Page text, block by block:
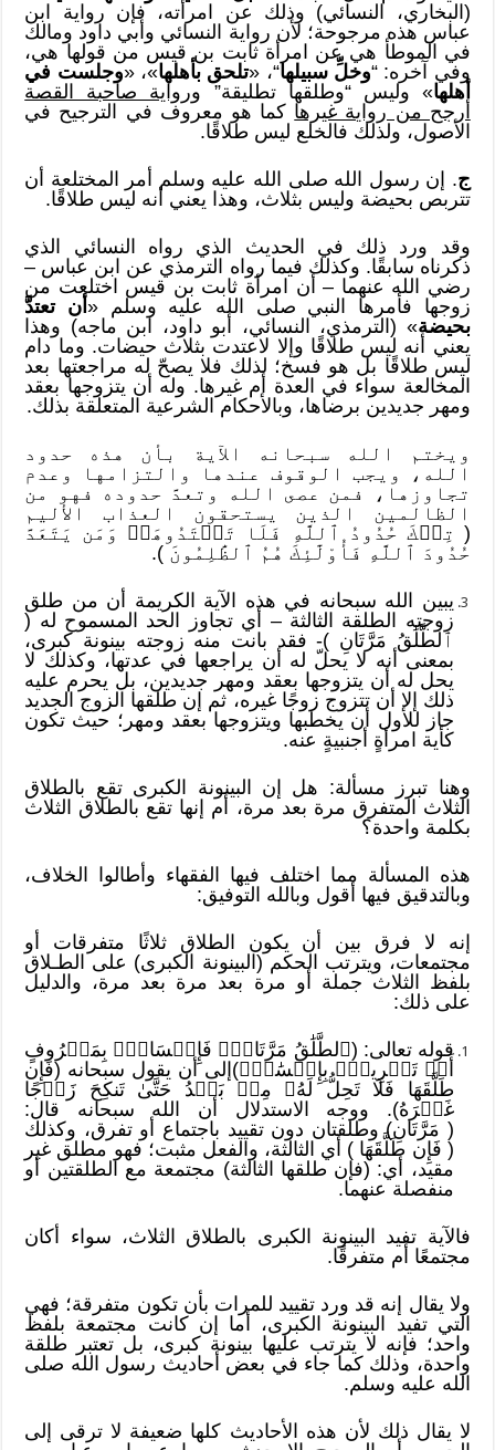
(البخاري، النسائي) وذلك عن امرأته، فإن رواية ابن
عباس هذه مرجوحة؛ لأن رواية النسائي وأبي داود ومالك
في الموطأ هي عن امرأة ثابت بن قيس من قولها هي،
وفي آخره: “وخلِّ سبيلها“، «تلحق بأهلها»، «وجلست في
أهلها» وليس “وطلقها تطليقة” ورواية صاحبة القصة
أرجح من رواية غيرها كما هو معروف في الترجيح في
الأصول، ولذلك فالخلع ليس طلاقًا.
ج. إن رسول الله صلى الله عليه وسلم أمر المختلعة أن
تتربص بحيضة وليس بثلاث، وهذا يعني أنه ليس طلاقًا.
وقد ورد ذلك في الحديث الذي رواه النسائي الذي
ذكرناه سابقًا. وكذلك فيما رواه الترمذي عن ابن عباس –
رضي الله عنهما – أن امرأة ثابت بن قيس اختلعت من
زوجها فأمرها النبي صلى الله عليه وسلم «أن تعتدَّ
بحيضة» (الترمذي، النسائي، أبو داود، ابن ماجه) وهذا
يعني أنه ليس طلاقًا وإلا لاعتدت بثلاث حيضات. وما دام
ليس طلاقًا بل هو فسخ؛ لذلك فلا يصحّ له مراجعتها بعد
المخالعة سواء في العدة أم غيرها. وله أن يتزوجها بعقد
ومهر جديدين برضاها، وبالأحكام الشرعية المتعلقة بذلك.
ويختم الله سبحانه الآية بأن هذه حدود
الله، ويجب الوقوف عندها والتزامها وعدم
تجاوزها، فمن عصى الله وتعدَّ حدوده فهو من
الظالمين الذين يستحقون العذاب الأليم
( تِلۡكَ حُدُودُ ٱللَّهِ فَلَا تَعۡتَدُوهَاۚ وَمَن يَتَعَدَّ
حُدُودَ ٱللَّهِ فَأُوْلَٰٓئِكَ هُمُ ٱلظَّٰلِمُونَ ).
يبين الله سبحانه في هذه الآية الكريمة أن من طلق
زوجته الطلقة الثالثة – أي تجاوز الحد المسموح له (
ٱلطَّلَٰقُ مَرَّتَانِ )- فقد بانت منه زوجته بينونة كبرى،
بمعنى أنه لا يحلّ له أن يراجعها في عدتها، وكذلك لا
يحل له أن يتزوجها بعقد ومهر جديدين، بل يحرم عليه
ذلك إلا أن تتزوج زوجًا غيره، ثم إن طلقها الزوج الجديد
جاز للأول أن يخطبها ويتزوجها بعقد ومهر؛ حيث تكون
كأية امرأةٍ أجنبيةٍ عنه.
وهنا تبرز مسألة: هل إن البينونة الكبرى تقع بالطلاق
الثلاث المتفرق مرة بعد مرة، أم إنها تقع بالطلاق الثلاث
بكلمة واحدة؟
هذه المسألة مما اختلف فيها الفقهاء وأطالوا الخلاف،
وبالتدقيق فيها أقول وبالله التوفيق:
إنه لا فرق بين أن يكون الطلاق ثلاثًا متفرقات أو
مجتمعات، ويترتب الحكم (البينونة الكبرى) على الطـلاق
بلفظ الثلاث جملة أو مرة بعد مرة بعد مرة، والدليل
على ذلك:
قوله تعالى: (ٱلطَّلَٰقُ مَرَّتَانِۖ فَإِمۡسَاكُۢ بِمَعۡرُوفٍ
أَوۡ تَسۡرِيحُۢ بِإِحۡسَٰنٖۗ)إلى أن يقول سبحانه (فَإِن
طَلَّقَهَا فَلَا تَحِلُّ لَهُۥ مِنۢ بَعۡدُ حَتَّىٰ تَنكِحَ زَوۡجًا
غَيۡرَهُ). ووجه الاستدلال أن الله سبحانه قال:
( مَرَّتَانِ) وطلقتان دون تقييد باجتماع أو تفرق، وكذلك
( فَإِن طَلَّقَهَا ) أي الثالثة، والفعل مثبت؛ فهو مطلق غير
مقيد، أي: (فإن طلقها الثالثة) مجتمعة مع الطلقتين أو
منفصلة عنهما.
فالآية تفيد البينونة الكبرى بالطلاق الثلاث، سواء أكان
مجتمعًا أم متفرقًا.
ولا يقال إنه قد ورد تقييد للمرات بأن تكون متفرقة؛ فهي
التي تفيد البينونة الكبرى، أما إن كانت مجتمعة بلفظ
واحد؛ فإنه لا يترتب عليها بينونة كبرى، بل تعتبر طلقة
واحدة، وذلك كما جاء في بعض أحاديث رسول الله صلى
الله عليه وسلم.
لا يقال ذلك لأن هذه الأحاديث كلها ضعيفة لا ترقى إلى